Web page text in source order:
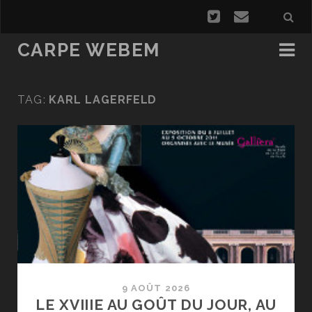
CARPE WEBEM
TAG: KARL LAGERFELD
9 AOÛT 2026
LE XVIIIE AU GOÛT DU JOUR, AU